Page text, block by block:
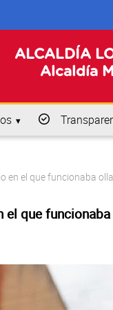
ALCALDÍA
Alcaldía
en el que funcionaba
que